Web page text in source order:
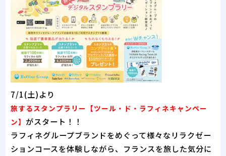
7/1(土)より
旅するスタンプラリー【ツール・ド・ラフィネキャンペー
ン】 がスタート！！
ラフィネグループブランドをめぐって様々なリラクゼー
ションコースを体験しながら、フランスを旅した気分に